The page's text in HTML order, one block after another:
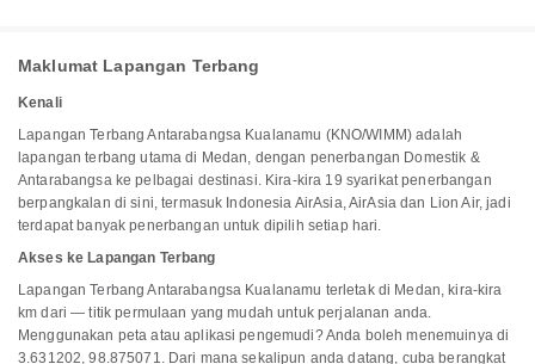
Maklumat Lapangan Terbang
Kenali
Lapangan Terbang Antarabangsa Kualanamu (KNO/WIMM) adalah
lapangan terbang utama di Medan, dengan penerbangan Domestik &
Antarabangsa ke pelbagai destinasi. Kira-kira 19 syarikat penerbangan
berpangkalan di sini, termasuk Indonesia AirAsia, AirAsia dan Lion Air, jadi
terdapat banyak penerbangan untuk dipilih setiap hari.
Akses ke Lapangan Terbang
Lapangan Terbang Antarabangsa Kualanamu terletak di Medan, kira-kira
km dari — titik permulaan yang mudah untuk perjalanan anda.
Menggunakan peta atau aplikasi pengemudi? Anda boleh menemuinya di
3.631202, 98.875071. Dari mana sekalipun anda datang, cuba berangkat